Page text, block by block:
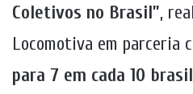
Coletivos no Brasil”,
Locomotiva em parceria
para 7 em cada 10